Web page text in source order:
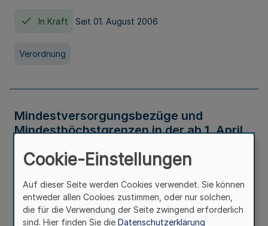
In Kraft Seit 01. August 2006
Verordnung
Mindestversorgungsbezüge und
Mindesthöchstgrenzen in der ab 1. April
Verwaltungsvorschrift
Cookie-Einstellungen
Auf dieser Seite werden Cookies verwendet. Sie können
entweder allen Cookies zustimmen, oder nur solchen,
die für die Verwendung der Seite zwingend erforderlich
sind. Hier finden Sie die Datenschutzerklärung